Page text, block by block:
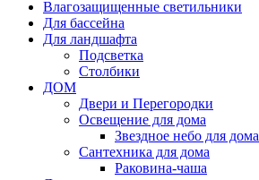
Влагозащищенные светильники
Для бассейна
Для ландшафта
Подсветка
Столбики
ДОМ
Двери и Перегородки
Освещение для дома
Звездное небо для дома
Сантехника для дома
Раковина-чаша